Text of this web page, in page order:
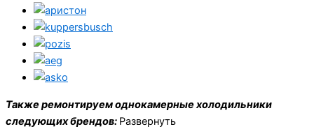
Также ремонтируем однокамерные холодильники
следующих брендов: Развернуть